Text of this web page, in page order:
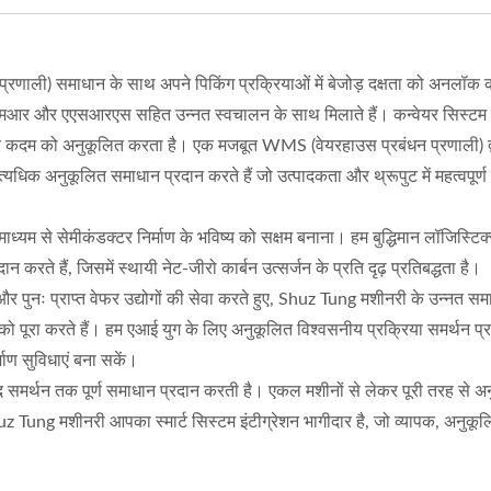
समाधान के साथ अपने पिकिंग प्रक्रियाओं में बेजोड़ दक्षता को अनलॉक
और एएसआरएस सहित उन्नत स्वचालन के साथ मिलाते हैं। कन्वेयर
कदम को अनुकूलित करता है। एक मजबूत WMS (वेयरहाउस प्रबंधन प्रणाली)
अनुकूलित समाधान प्रदान करते हैं जो उत्पादकता और थ्रूपुट में महत्वपूर्ण
से सेमीकंडक्टर निर्माण के भविष्य को सक्षम बनाना। हम बुद्धिमान
हैं, जिसमें स्थायी नेट-जीरो कार्बन उत्सर्जन के प्रति दृढ़ प्रतिबद्धता है।
प्राप्त वेफर उद्योगों की सेवा करते हुए, Shuz Tung मशीनरी के उन्नत
पूरा करते हैं। हम एआई युग के लिए अनुकूलित विश्वसनीय प्रक्रिया समर्थन
सुविधाएं बना सकें।
समर्थन तक पूर्ण समाधान प्रदान करती है। एकल मशीनों से लेकर पूरी तरह से
Tung मशीनरी आपका स्मार्ट सिस्टम इंटीग्रेशन भागीदार है, जो व्यापक,